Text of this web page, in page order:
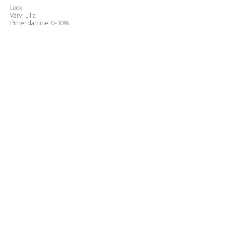
Look
Värv: Lilla
Pimendamine: 0-30%